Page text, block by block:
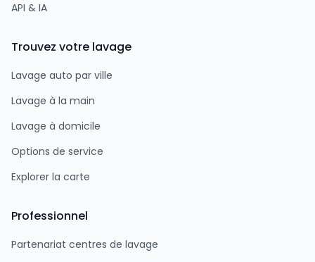
API & IA
Trouvez votre lavage
Lavage auto par ville
Lavage à la main
Lavage à domicile
Options de service
Explorer la carte
Professionnel
Partenariat centres de lavage